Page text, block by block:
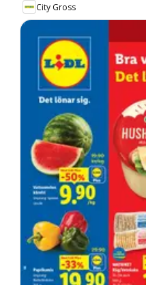
City Gross